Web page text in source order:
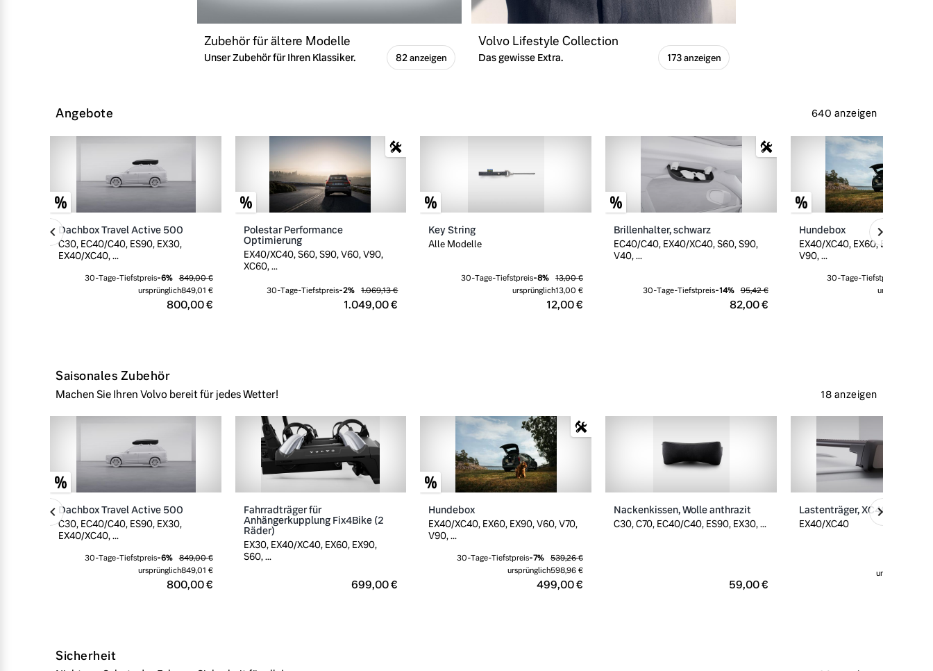
Zubehör für ältere Modelle
Unser Zubehör für Ihren Klassiker. 82 anzeigen
Volvo Lifestyle Collection
Das gewisse Extra. 173 anzeigen
Angebote 640 anzeigen
Dachbox Travel Active 500
C30, EC40/C40, ES90, EX30,
EX40/XC40, ...
800,00 €
30-Tage-Tiefstpreis-6%
849,00 €
ursprünglich849,01 €
Polestar Performance
Optimierung
EX40/XC40, S60, S90, V60, V90,
XC60, ...
1.049,00 €
30-Tage-Tiefstpreis-2% 1.069,13 €
Key String
Alle Modelle
12,00 €
30-Tage-Tiefstpreis-8%
13,00 €
ursprünglich13,00 €
Brillenhalter, schwarz
EC40/C40, EX40/XC40, S60, S90,
V40, ...
82,00 €
30-Tage-Tiefstpreis-14% 95,42 €
Hundebox
EX40/XC40, EX60, EX90, V60,
V90, ...
30-Tage-Tiefstpreis
ursprünglich
Saisonales Zubehör
Machen Sie Ihren Volvo bereit für jedes Wetter! 18 anzeigen
Dachbox Travel Active 500
C30, EC40/C40, ES90, EX30,
EX40/XC40, ...
800,00 €
30-Tage-Tiefstpreis-6%
849,00 €
ursprünglich849,01 €
Fahrradträger für
Anhängerkupplung Fix4Bike (2
Räder)
EX30, EX40/XC40, EX60, EX90,
S60, ...
699,00 €
Hundebox
EX40/XC40, EX60, EX90, V60, V70,
V90, ...
499,00 €
30-Tage-Tiefstpreis-7%
539,26 €
ursprünglich598,96 €
Nackenkissen, Wolle anthrazit
C30, C70, EC40/C40, ES90, EX30, ...
59,00 €
Lastenträger, XC40/EX40
EX40/XC40
ursprünglich
Sicherheit